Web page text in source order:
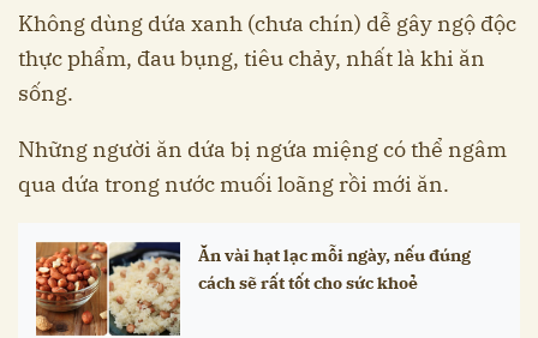
Không dùng dứa xanh (chưa chín) dễ gây ngộ độc
thực phẩm, đau bụng, tiêu chảy, nhất là khi ăn
sống.
Những người ăn dứa bị ngứa miệng có thể ngâm
qua dứa trong nước muối loãng rồi mới ăn.
Ăn vài hạt lạc mỗi ngày, nếu đúng
cách sẽ rất tốt cho sức khoẻ